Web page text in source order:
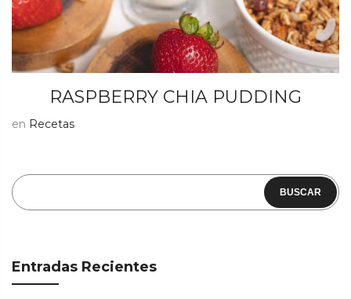
RASPBERRY CHIA PUDDING
en Recetas
BUSCAR
Entradas Recientes